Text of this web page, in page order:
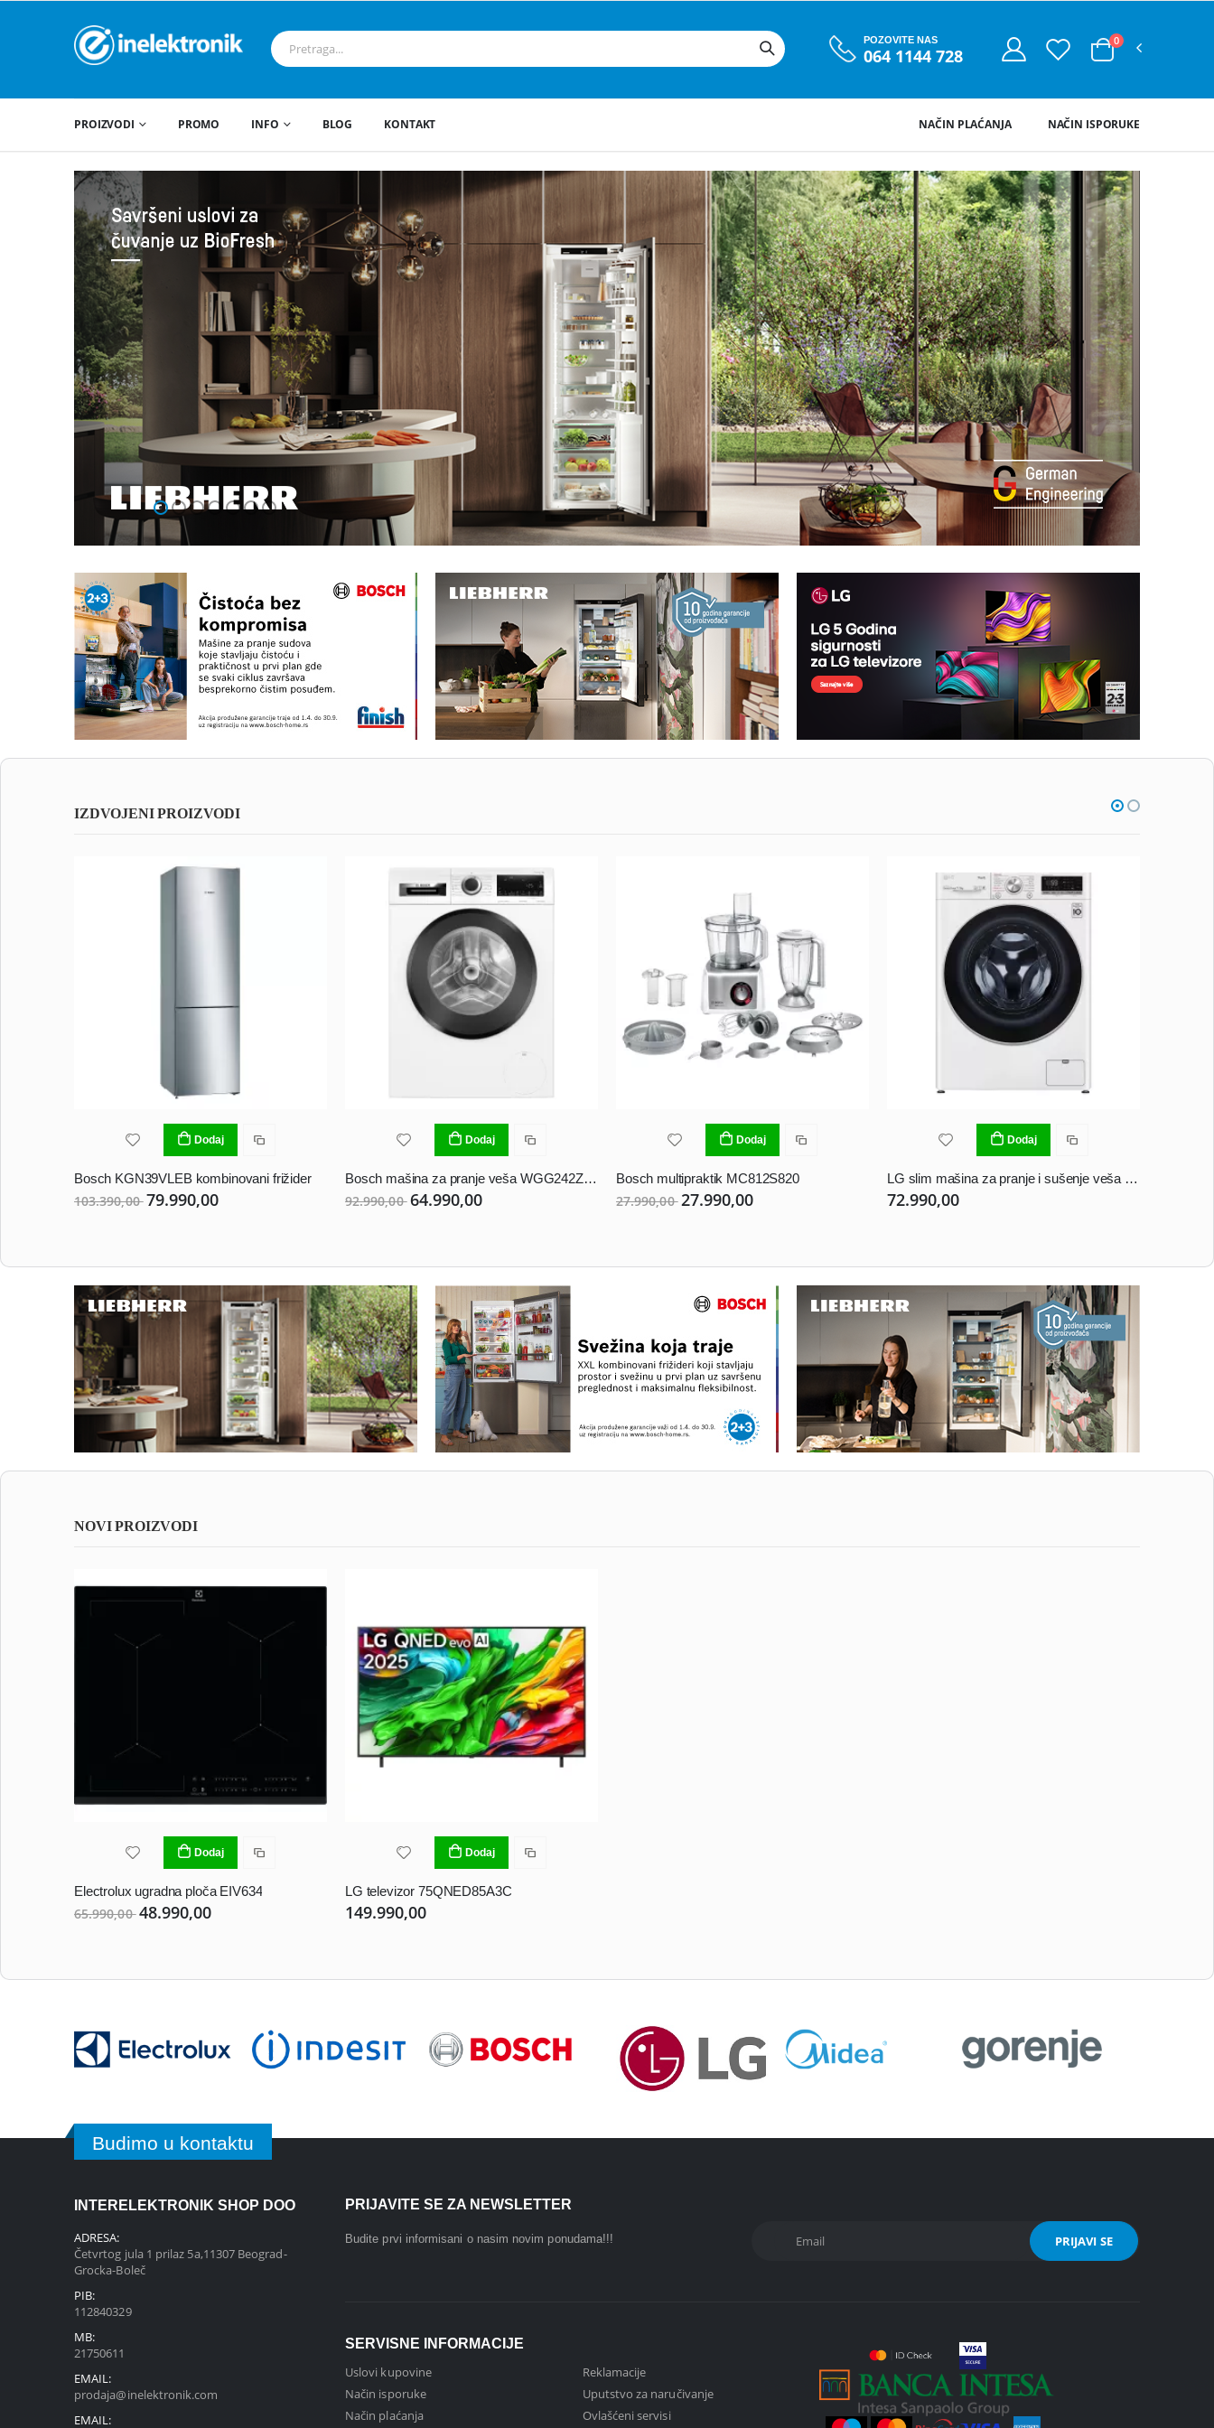
POZOVITE NAS
064 1144 728
0
PROIZVODI PROMO INFO BLOG KONTAKT NAČIN ISPORUKE
NAČIN PLAĆANJA
IZDVOJENI PROIZVODI
Dodaj
Bosch KGN39VLEB kombinovani frižider
103.390,0079.990,00
Dodaj
Bosch mašina za pranje veša WGG242Z6BY
92.990,0064.990,00
Dodaj
Bosch multipraktik MC812S820
27.990,0027.990,00
Dodaj
LG slim mašina za pranje i sušenje veša F2DV5S7S1E
72.990,00
NOVI PROIZVODI
Dodaj
Electrolux ugradna ploča EIV634
65.990,0048.990,00
Dodaj
LG televizor 75QNED85A3C
149.990,00
Budimo u kontaktu
INTERELEKTRONIK SHOP DOO
ADRESA:
Četvrtog jula 1 prilaz 5a,11307 Beograd-
Grocka-Boleč
PIB:
112840329
MB:
21750611
EMAIL:
prodaja@inelektronik.com
EMAIL:
PRIJAVITE SE ZA NEWSLETTER
Budite prvi informisani o nasim novim ponudama!!!
SERVISNE INFORMACIJE
Uslovi kupovine
Način isporuke
Način plaćanja
Reklamacije
Uputstvo za naručivanje
Ovlašćeni servisi